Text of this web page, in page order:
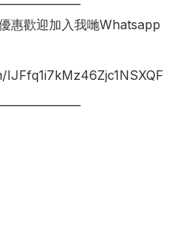
惠歡迎加入我哋Whatsapp